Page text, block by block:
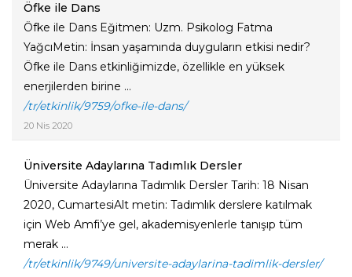
Öfke ile Dans
Öfke ile Dans Eğitmen: Uzm. Psikolog Fatma
YağcıMetin: İnsan yaşamında duyguların etkisi nedir?
Öfke ile Dans etkinliğimizde, özellikle en yüksek
enerjilerden birine ...
/tr/etkinlik/9759/ofke-ile-dans/
20 Nis 2020
Üniversite Adaylarına Tadımlık Dersler
Üniversite Adaylarına Tadımlık Dersler Tarih: 18 Nisan
2020, CumartesiAlt metin: Tadımlık derslere katılmak
için Web Amfi’ye gel, akademisyenlerle tanışıp tüm
merak ...
/tr/etkinlik/9749/universite-adaylarina-tadimlik-dersler/